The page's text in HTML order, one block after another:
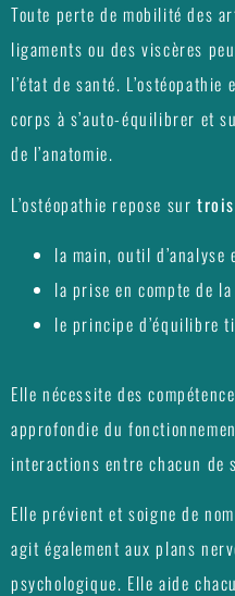
Toute perte de mobilité des
ligaments ou des viscères
l’état de santé.
corps à s’auto-équilibrer et
de l’anatomie.
L’ostéopathie repose sur
la main, outil d’analyse
la prise en compte de
le principe d’équilibre
Elle nécessite des
approfondie du
interactions entre chacun de
Elle prévient et soigne de
agit également aux plans
psychologique. Elle aide